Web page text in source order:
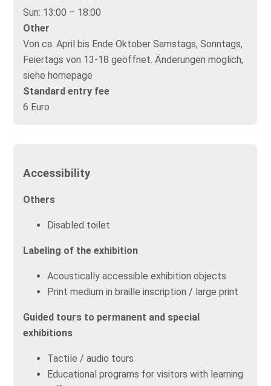
Sun: 13:00 – 18:00
Other
Von ca. April bis Ende Oktober Samstags, Sonntags,
Feiertags von 13-18 geöffnet. Änderungen möglich,
siehe homepage
Standard entry fee
6 Euro
Accessibility
Others
Disabled toilet
Labeling of the exhibition
Acoustically accessible exhibition objects
Print medium in braille inscription / large print
Guided tours to permanent and special
exhibitions
Tactile / audio tours
Educational programs for visitors with learning